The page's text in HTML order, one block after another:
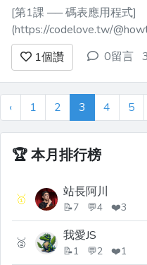
[第1課 ── 碼表應用程式]
(https://codelove.tw/
code](https://replit.com/
2課 ── 筆記應用程式](htt...
1個讚 0留言
‹ 1 2 3 4 5
🏆本月排行榜
🥇 站長阿川
📝7 💬4 ❤️3
🥈 我愛JS
📝1 💬2 ❤️1